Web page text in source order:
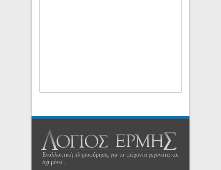
Εναλλακτική πληροφόρηση, για τα τρέχοντα γεγονότα και
όχι μόνο...